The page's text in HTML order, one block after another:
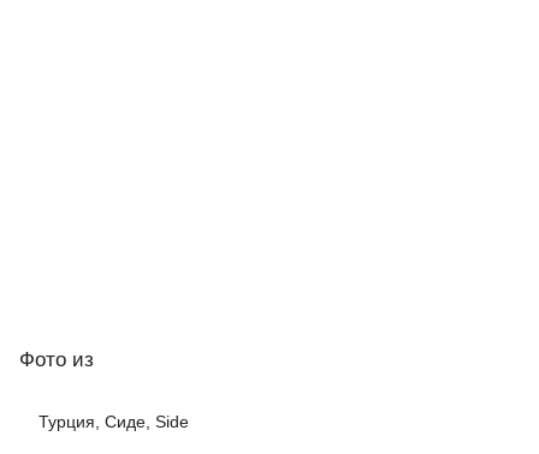
Фото из
Турция, Сиде, Side